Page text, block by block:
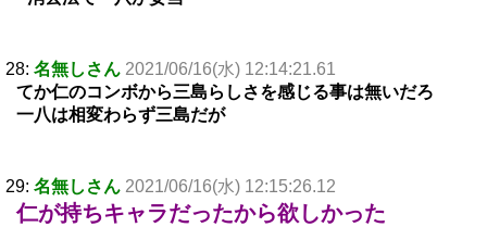
28: 名無しさん 2021/06/16(水) 12:14:21.61
てか仁のコンボから三島らしさを感じる事は無いだろ
一八は相変わらず三島だが
29: 名無しさん 2021/06/16(水) 12:15:26.12
仁が持ちキャラだったから欲しかった